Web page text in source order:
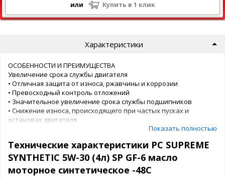
или Купить в 1 клик
Характеристики
ОСОБЕННОСТИ И ПРЕИМУЩЕСТВА
Увеличение срока службы двигателя
• Отличная защита от износа, ржавчины и коррозии
• Превосходный контроль отложений
• Значительное увеличение срока службы подшипников
• Снижение износа, происходящего при частых пусках и
остановах двигателя
• Повышение производительности двигателя благодаря
• Обеспечивает защиту от раннего зажигания на
низких оборотах (LSPI) и преждевременного износа
цепи ГРМ двигателей с прямым впрыском топлива и
турбонаддувом
Показать полностью
Технические характеристики PC SUPREME
SYNTHETIC 5W-30 (4л) SP GF-6 масло
моторное синтетическое -48С